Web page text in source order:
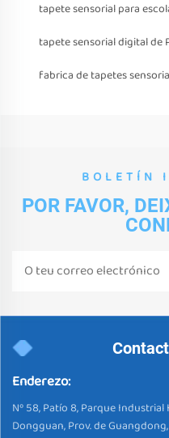
tapete sensorial para
tapete sensorial digital de
fabrica de tapetes
BOLETÍN
POR FAVOR,
Enderezo:
Nº 58, Patío 8, Parque
Dongguan, Prov. de